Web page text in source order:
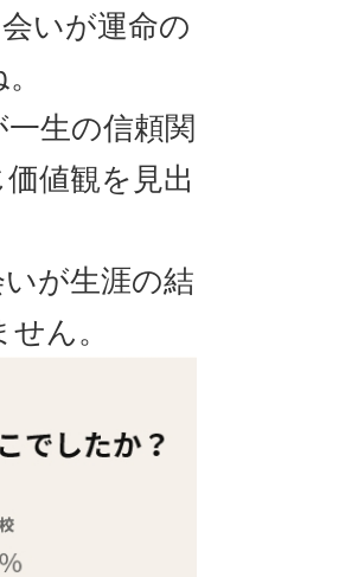
いが運命の
生の信頼関
値観を見出
が生涯の結
ん。